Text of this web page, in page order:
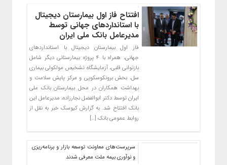
افتتاح فاز اول بیمارستان دیجیتال
با استانداردهای جهانی توسط
مدیرعامل بانک ملی ایران
فاز اول بیمارستان دیجیتال با استانداردهای
جهانی، همراه با ۴ پروژه بیمارستانی دیگر شامل
بازتوانی قلبی، آزمایشگاه تشخیص مولکولی بیماری
سل، بخش برونکوسکوپی و مرکز پایش سلامت و
بهداشت همکاران در محل بیمارستان بانک ملی
ایران توسط دکتر ابوالفضل نجارزاده، مدیرعامل این
بانک افتتاح شد. به گزارش کیوسک خبر به نقل از
روابط عمومی بانک […]
سرپرست‌های معاونت توسعه بازار و برنامه‌ریزی
و نوآوری بیمه ملت معرفی شدند